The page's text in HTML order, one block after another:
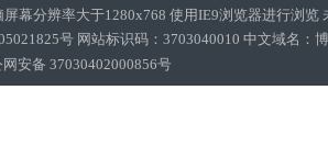
屏幕分辨率大于1280x768 使用IE9浏览器进行浏览
号 网站标识码：3703040010 中文域名：
安备 37030402000856号